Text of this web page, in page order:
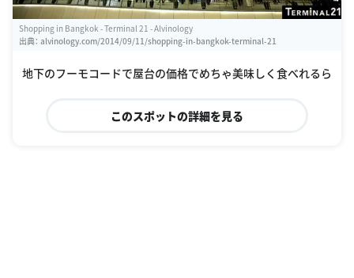
Shopping in Bangkok - Terminal 21 - Alvinology
出典： alvinology.com/2014/09/11/shopping-in-bangkok-terminal-21
地下のフーモコードで屋台の価格でめちゃ美味しく食べれるら
このスポットの詳細を見る